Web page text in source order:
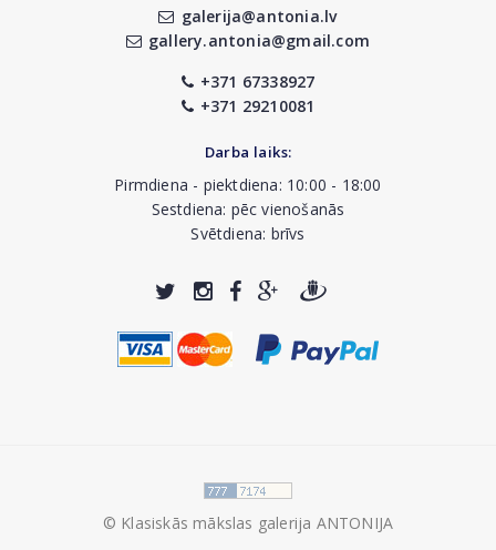
galerija@antonia.lv
gallery.antonia@gmail.com
+371 67338927
+371 29210081
Darba laiks:
Pirmdiena - piektdiena: 10:00 - 18:00
Sestdiena: pēc vienošanās
Svētdiena: brīvs
© Klasiskās mākslas galerija ANTONIJA